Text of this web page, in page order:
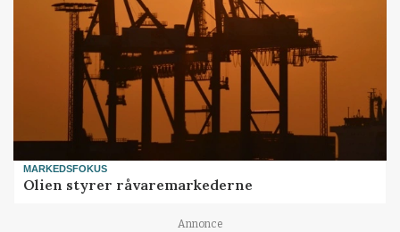
MARKEDSFOKUS
Olien styrer råvaremarkederne
Annonce